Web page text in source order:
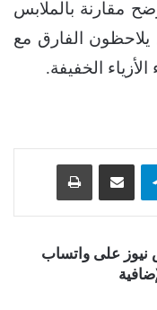
مقارنة بالملابس
يلاحظون الفارق مع
الخفيفة.
تيلقرام
نيوز على واتساب